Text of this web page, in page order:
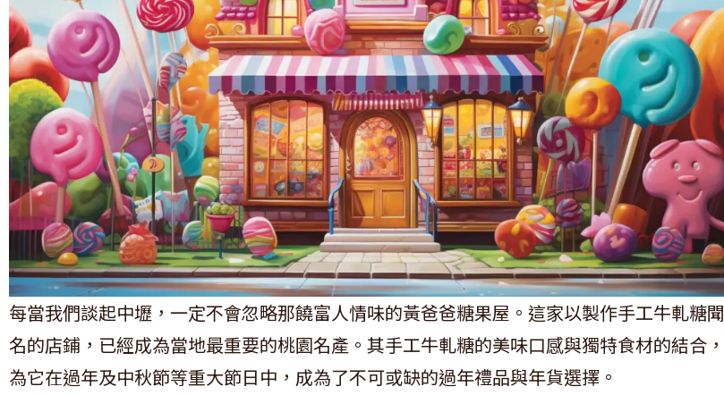
每當我們談起中壢，一定不會忽略那饒富人情味的黃爸爸糖果屋。這家以製作手工牛軋糖聞
名的店鋪，已經成為當地最重要的桃園名產。其手工牛軋糖的美味口感與獨特食材的結合，
為它在過年及中秋節等重大節日中，成為了不可或缺的過年禮品與年貨選擇。